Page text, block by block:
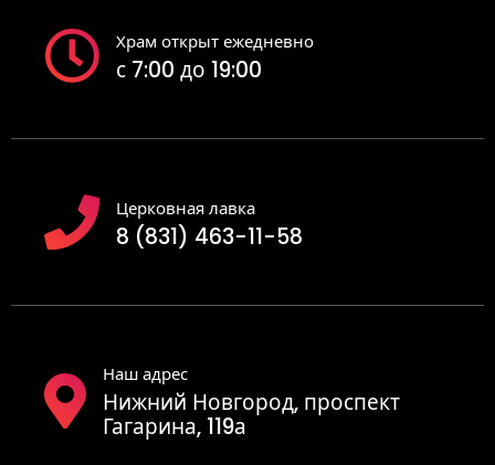
Храм открыт ежедневно
с 7:00 до 19:00
Церковная лавка
8 (831) 463-11-58
Наш адрес
Нижний Новгород, проспект
Гагарина, 119а